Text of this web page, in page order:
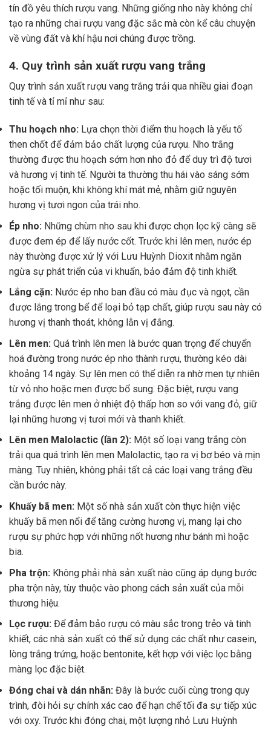
tín đồ yêu thích rượu vang. Những giống nho này không chỉ
tạo ra những chai rượu vang đặc sắc mà còn kể câu chuyện
về vùng đất và khí hậu nơi chúng được trồng.
4. Quy trình sản xuất rượu vang trắng
Quy trình sản xuất rượu vang trắng trải qua nhiều giai đoạn
tinh tế và tỉ mỉ như sau:
Thu hoạch nho: Lựa chọn thời điểm thu hoạch là yếu tố
then chốt để đảm bảo chất lượng của rượu. Nho trắng
thường được thu hoạch sớm hơn nho đỏ để duy trì độ tươi
và hương vị tinh tế. Người ta thường thu hái vào sáng sớm
hoặc tối muộn, khi không khí mát mẻ, nhằm giữ nguyên
hương vị tươi ngon của trái nho.
Ép nho: Những chùm nho sau khi được chọn lọc kỹ càng sẽ
được đem ép để lấy nước cốt. Trước khi lên men, nước ép
này thường được xử lý với Lưu Huỳnh Dioxit nhằm ngăn
ngừa sự phát triển của vi khuẩn, bảo đảm độ tinh khiết.
Lắng cặn: Nước ép nho ban đầu có màu đục và ngọt, cần
được lắng trong bể để loại bỏ tạp chất, giúp rượu sau này có
hương vị thanh thoát, không lẫn vị đắng.
Lên men: Quá trình lên men là bước quan trọng để chuyển
hoá đường trong nước ép nho thành rượu, thường kéo dài
khoảng 14 ngày. Sự lên men có thể diễn ra nhờ men tự nhiên
từ vỏ nho hoặc men được bổ sung. Đặc biệt, rượu vang
trắng được lên men ở nhiệt độ thấp hơn so với vang đỏ, giữ
lại những hương vị tươi mới và thanh khiết.
Lên men Malolactic (lần 2): Một số loại vang trắng còn
trải qua quá trình lên men Malolactic, tạo ra vị bơ béo và mịn
màng. Tuy nhiên, không phải tất cả các loại vang trắng đều
cần bước này.
Khuấy bã men: Một số nhà sản xuất còn thực hiện việc
khuấy bã men nổi để tăng cường hương vị, mang lại cho
rượu sự phức hợp với những nốt hương như bánh mì hoặc
bia.
Pha trộn: Không phải nhà sản xuất nào cũng áp dụng bước
pha trộn này, tùy thuộc vào phong cách sản xuất của mỗi
thương hiệu.
Lọc rượu: Để đảm bảo rượu có màu sắc trong trẻo và tinh
khiết, các nhà sản xuất có thể sử dụng các chất như casein,
lòng trắng trứng, hoặc bentonite, kết hợp với việc lọc bằng
màng lọc đặc biệt.
Đóng chai và dán nhãn: Đây là bước cuối cùng trong quy
trình, đòi hỏi sự chính xác cao để hạn chế tối đa sự tiếp xúc
với oxy. Trước khi đóng chai, một lượng nhỏ Lưu Huỳnh